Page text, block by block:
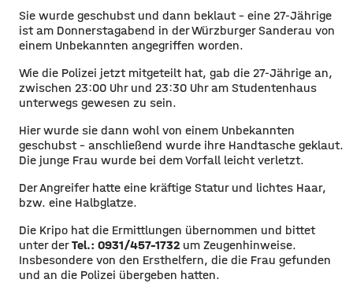
Sie wurde geschubst und dann beklaut – eine 27-Jährige
ist am Donnerstagabend in der Würzburger Sanderau von
einem Unbekannten angegriffen worden.
Wie die Polizei jetzt mitgeteilt hat, gab die 27-Jährige an,
zwischen 23:00 Uhr und 23:30 Uhr am Studentenhaus
unterwegs gewesen zu sein.
Hier wurde sie dann wohl von einem Unbekannten
geschubst – anschließend wurde ihre Handtasche geklaut.
Die junge Frau wurde bei dem Vorfall leicht verletzt.
Der Angreifer hatte eine kräftige Statur und lichtes Haar,
bzw. eine Halbglatze.
Die Kripo hat die Ermittlungen übernommen und bittet
unter derTel.: 0931/457-1732 um Zeugenhinweise.
Insbesondere von den Ersthelfern, die die Frau gefunden
und an die Polizei übergeben hatten.